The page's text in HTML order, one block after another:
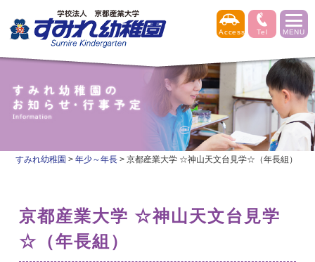
すみれ幼稚園 >年少～年長 >京都産業大学 ☆神山天文台見学☆（年長組）
京都産業大学 ☆神山天文台見学
☆（年長組）